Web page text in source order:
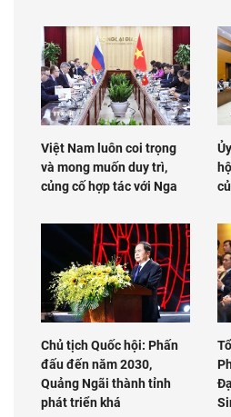
Việt Nam luôn coi trọng
và mong muốn duy trì,
củng cố hợp tác với Nga
Chủ tịch Quốc hội: Phấn
đấu đến năm 2030,
Quảng Ngãi thành tỉnh
phát triển khá